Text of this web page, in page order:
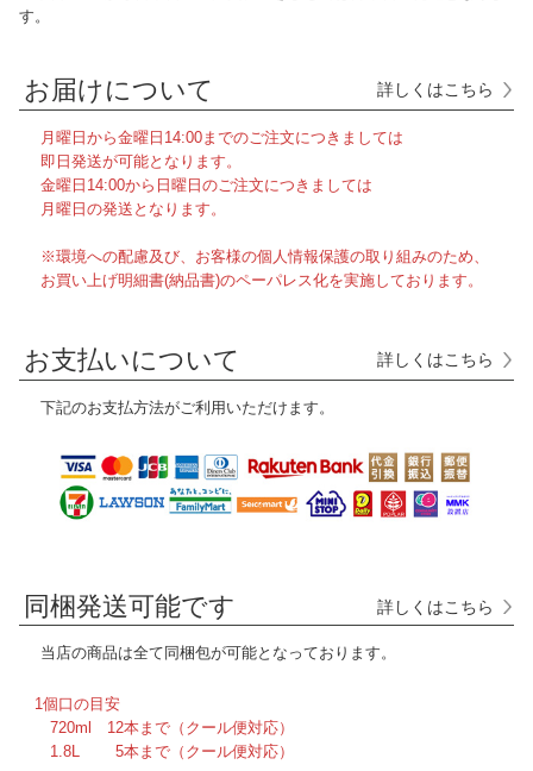
す。
お届けについて 詳しくはこちら
月曜日から金曜日14:00までのご注文につきましては
即日発送が可能となります。
金曜日14:00から日曜日のご注文につきましては
月曜日の発送となります。
※環境への配慮及び、お客様の個人情報保護の取り組みのため、
お買い上げ明細書(納品書)のペーパレス化を実施しております。
お支払いについて 詳しくはこちら
下記のお支払方法がご利用いただけます。
同梱発送可能です 詳しくはこちら
当店の商品は全て 同梱包が可能となっております。
1個口の目安
720ml 12本まで（クール便対応）
1.8L 5本まで（クール便対応）